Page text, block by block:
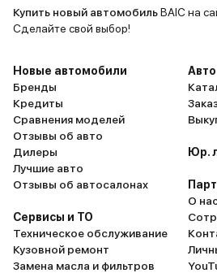
окончательно выбирали
Haval F7 и BAIC X55. Долго не
повторно сходили на тест-
драйвы обоих
итоге приобрели BAIC.
более современный
и эргономика. И если
чисто субъективный
эргономика очень важна
безопасности вождения. На
органы управления не
длительного привыкания.
Пользоваться разными
Купить новый автомобильBAIC на
Сделайте свой выбор!
Новые автомобили
Бренды
Кредиты
Сравнения моделей
Отзывы об авто
Дилеры
Лучшие авто
Отзывы об автосалонах
Сервисы и ТО
Техническое обслуживание
Кузовной ремонт
Замена масла и фильтров
Юр.
О